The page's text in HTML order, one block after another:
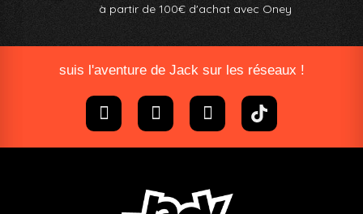
à partir de 100€ d'achat avec Oney​
suis l'aventure de Jack sur les réseaux !